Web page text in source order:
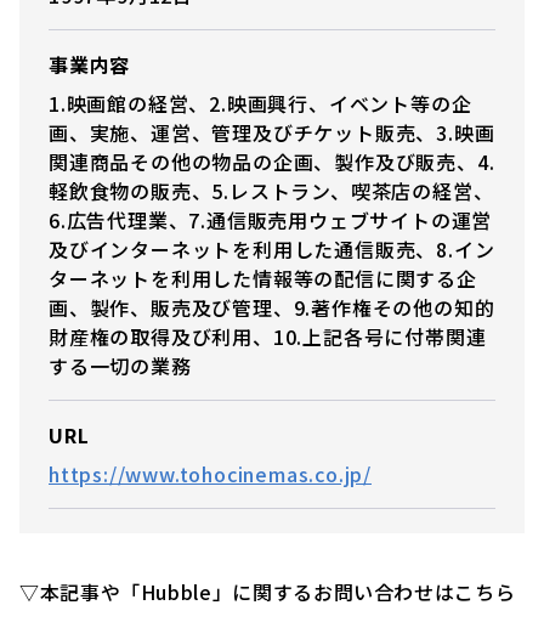
事業内容
1.映画館の経営、2.映画興行、イベント等の企
画、実施、運営、管理及びチケット販売、3.映画
関連商品その他の物品の企画、製作及び販売、4.
軽飲食物の販売、5.レストラン、喫茶店の経営、
6.広告代理業、7.通信販売用ウェブサイトの運営
及びインターネットを利用した通信販売、8.イン
ターネットを利用した情報等の配信に関する企
画、製作、販売及び管理、9.著作権その他の知的
財産権の取得及び利用、10.上記各号に付帯関連
する一切の業務
URL
https://www.tohocinemas.co.jp/
▽本記事や「Hubble」に関するお問い合わせはこちら